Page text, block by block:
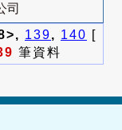
司
139, 140 [
筆資料